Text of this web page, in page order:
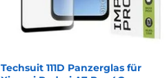
Techsuit 111D Panzerglas für